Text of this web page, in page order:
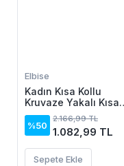
Elbise
Kadın Kısa Kollu
Kruvaze Yakalı Kısa
Krop Ottoman Bluz Ve
Midi Etek Ikili Takım
%50
2.166,99 TL
1.082,99 TL
Sepete Ekle